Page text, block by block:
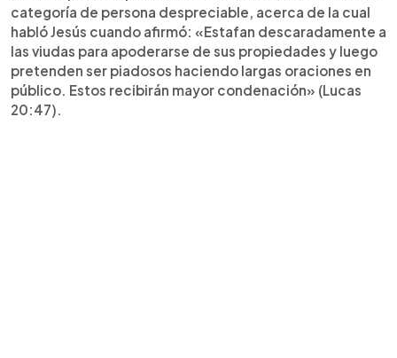
categoría de persona despreciable, acerca de la cual
habló Jesús cuando afirmó: «Estafan descaradamente a
las viudas para apoderarse de sus propiedades y luego
pretenden ser piadosos haciendo largas oraciones en
público. Estos recibirán mayor condenación» (Lucas
20:47).